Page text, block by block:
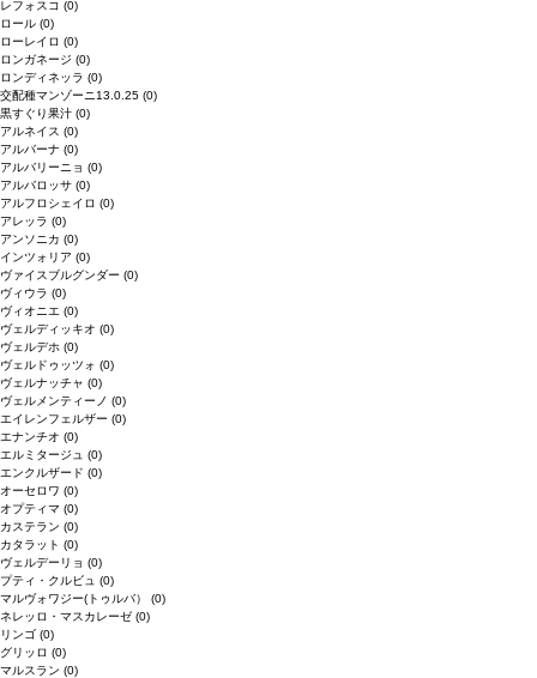
レフォスコ (0)
ロール (0)
ローレイロ (0)
ロンガネージ (0)
ロンディネッラ (0)
交配種マンゾーニ13.0.25 (0)
黒すぐり果汁 (0)
アルネイス (0)
アルバーナ (0)
アルバリーニョ (0)
アルバロッサ (0)
アルフロシェイロ (0)
アレッラ (0)
アンソニカ (0)
インツォリア (0)
ヴァイスブルグンダー (0)
ヴィウラ (0)
ヴィオニエ (0)
ヴェルディッキオ (0)
ヴェルデホ (0)
ヴェルドゥッツォ (0)
ヴェルナッチャ (0)
ヴェルメンティーノ (0)
エイレンフェルザー (0)
エナンチオ (0)
エルミタージュ (0)
エンクルザード (0)
オーセロワ (0)
オプティマ (0)
カステラン (0)
カタラット (0)
ヴェルデーリョ (0)
プティ・クルビュ (0)
マルヴォワジー(トゥルバ） (0)
ネレッロ・マスカレーゼ (0)
リンゴ (0)
グリッロ (0)
マルスラン (0)